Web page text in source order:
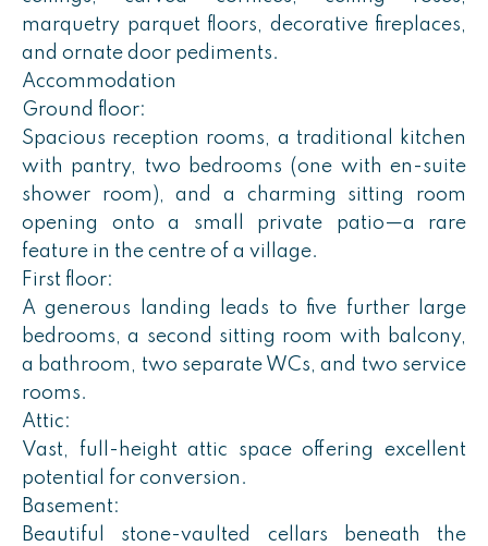
marquetry parquet floors, decorative fireplaces,
and ornate door pediments.
Accommodation
Ground floor:
Spacious reception rooms, a traditional kitchen
with pantry, two bedrooms (one with en-suite
shower room), and a charming sitting room
opening onto a small private patio—a rare
feature in the centre of a village.
First floor:
A generous landing leads to five further large
bedrooms, a second sitting room with balcony,
a bathroom, two separate WCs, and two service
rooms.
Attic:
Vast, full-height attic space offering excellent
potential for conversion.
Basement:
Beautiful stone-vaulted cellars beneath the